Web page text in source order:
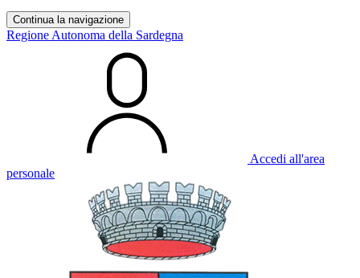
Continua la navigazione
Regione Autonoma della Sardegna
Accedi all'area
personale